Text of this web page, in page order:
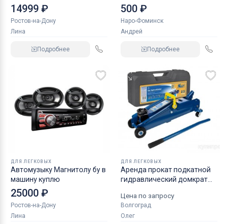
14999 ₽
Ростов-на-Дону
Лина
Подробнее
500 ₽
Наро-Фоминск
Андрей
Подробнее
ДЛЯ ЛЕГКОВЫХ
Автомузыку Магнитолу бу в
машину куплю
25000 ₽
Ростов-на-Дону
Лина
ДЛЯ ЛЕГКОВЫХ
Аренда прокат подкатной
гидравлический домкрат
Цена по запросу
Волгоград
Олег